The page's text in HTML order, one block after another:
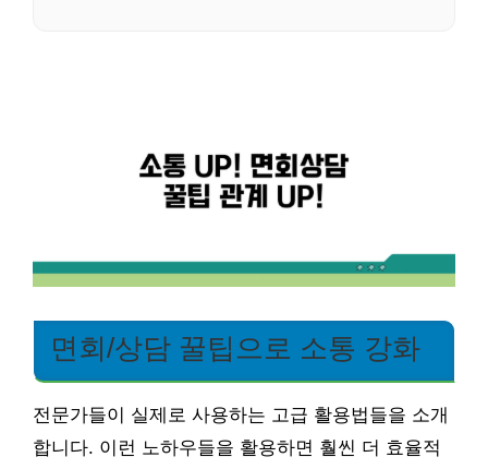
면회/상담 꿀팁으로 소통 강화
전문가들이 실제로 사용하는 고급 활용법들을 소개
합니다. 이런 노하우들을 활용하면 훨씬 더 효율적